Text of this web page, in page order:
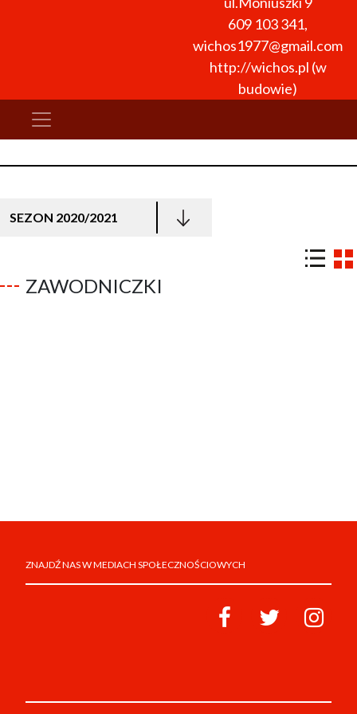
609 103 341,
wichos1977@gmail.com
http://wichos.pl (w
budowie)
SEZON 2020/2021
ZAWODNICZKI
ZNAJDŹ NAS W MEDIACH SPOŁECZNOŚCIOWYCH